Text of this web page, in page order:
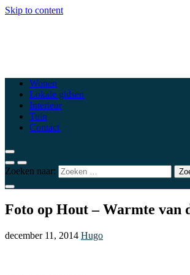
Skip to content
Wonen
Lokale gidsen
Interieur
Tuin
Contact
Zoeken naar:
Foto op Hout – Warmte van
december 11, 2014 Hugo